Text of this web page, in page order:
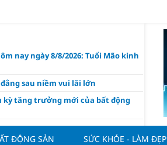
nay ngày 8/8/2026: Tuổi Mão kinh
sau niềm vui lãi lớn
kỳ tăng trưởng mới của bất động
kinh doanh, doanh nghiệp thu
ĐỘNG SẢN SỨC KHỎE - LÀM ĐẸP